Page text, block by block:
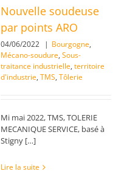
Nouvelle soudeuse
par points ARO
04/06/2022 | Bourgogne,
Mécano-soudure, Sous-
traitance industrielle, territoire
d'industrie, TMS, Tôlerie
Mi mai 2022, TMS, TOLERIE
MECANIQUE SERVICE, basé à
Stigny […]
Lire la suite